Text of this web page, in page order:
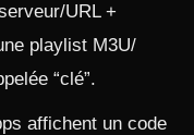
URL +
playlist M3U/
“clé”.
affichent un code